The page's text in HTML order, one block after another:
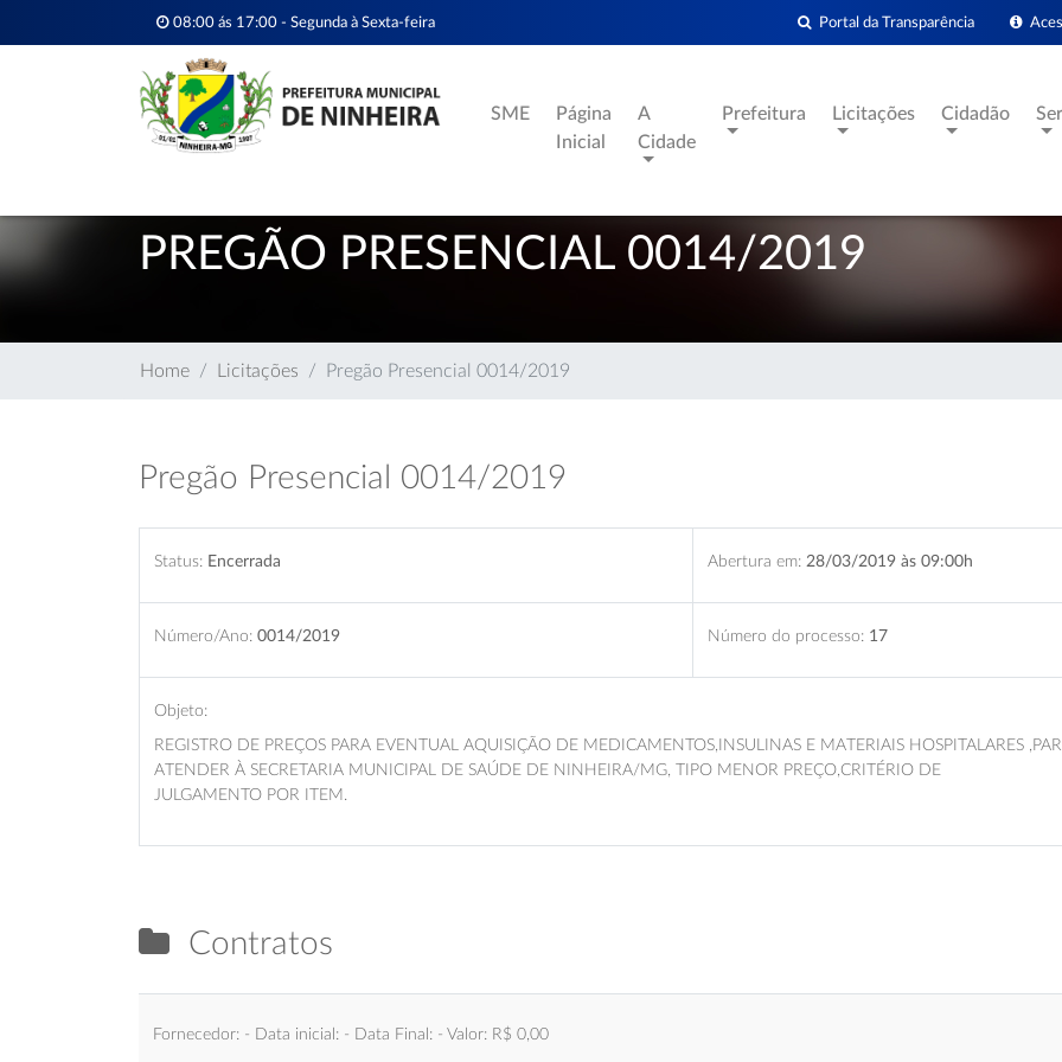
08:00 ás 17:00 - Segunda à Sexta-feira Portal da Transparência
SME
Página
Inicial
A
Cidade
Prefeitura Licitações Cidadão
PREGÃO PRESENCIAL 0014/2019
Home Licitações Pregão Presencial 0014/2019
Pregão Presencial 0014/2019
Status: Encerrada Abertura em: 28/03/2019 às 09:00h
Número/Ano: 0014/2019 Número do processo: 17
Objeto:
REGISTRO DE PREÇOS PARA EVENTUAL AQUISIÇÃO DE MEDICAMENTOS,INSULINAS E MATERIAIS HOSPITALARES
ATENDER À SECRETARIA MUNICIPAL DE SAÚDE DE NINHEIRA/MG, TIPO MENOR PREÇO,CRITÉRIO DE
JULGAMENTO POR ITEM.
Contratos
Fornecedor: - Data inicial: - Data Final: - Valor: R$ 0,00